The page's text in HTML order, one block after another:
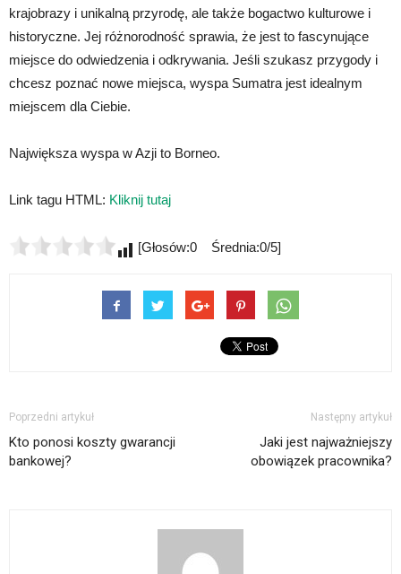
krajobrazy i unikalną przyrodę, ale także bogactwo kulturowe i
historyczne. Jej różnorodność sprawia, że jest to fascynujące
miejsce do odwiedzenia i odkrywania. Jeśli szukasz przygody i
chcesz poznać nowe miejsca, wyspa Sumatra jest idealnym
miejscem dla Ciebie.
Największa wyspa w Azji to Borneo.
Link tagu HTML: Kliknij tutaj
[Głosów:0 Średnia:0/5]
Poprzedni artykuł
Kto ponosi koszty gwarancji
bankowej?
Następny artykuł
Jaki jest najważniejszy
obowiązek pracownika?